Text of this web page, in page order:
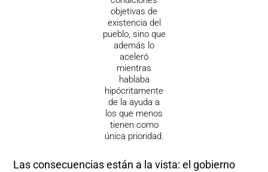
objetivas de
existencia del
pueblo, sino que
además lo
aceleró
mientras
hablaba
hipócritamente
de la ayuda a
los que menos
tienen como
única prioridad.
Las consecuencias están a la vista: el gobierno